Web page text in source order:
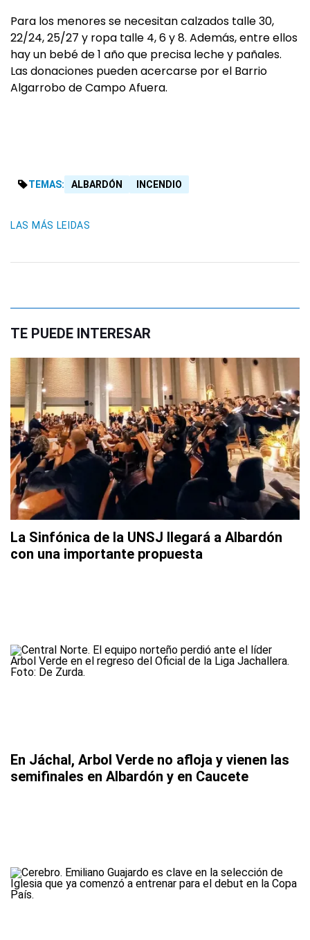
Para los menores se necesitan calzados talle 30,
22/24, 25/27 y ropa talle 4, 6 y 8. Además, entre ellos
hay un bebé de 1 año que precisa leche y pañales.
Las donaciones pueden acercarse por el Barrio
Algarrobo de Campo Afuera.
TEMAS: ALBARDÓN INCENDIO
LAS MÁS LEIDAS
TE PUEDE INTERESAR
La Sinfónica de la UNSJ llegará a Albardón
con una importante propuesta
En Jáchal, Arbol Verde no afloja y vienen las
semifinales en Albardón y en Caucete